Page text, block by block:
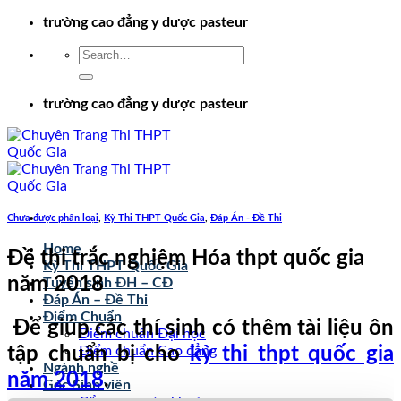
Chuyểntrường cao đẳng y dược pasteur
trường cao đẳng y dược pasteur
Home
Kỳ Thi THPT Quốc Gia
Tuyển sinh ĐH – CĐ
Đáp Án – Đề Thi
Điểm Chuẩn
Điểm chuẩn Đại học
Điểm chuẩn Cao đẳng
Ngành nghề
Góc Sinh viên
Chưa được phân loại Kỳ Thi THPT Quốc Gia Đáp Án - Đề Thi
Đề thi trắc nghiệm Hóa thpt quốc gia
năm 2018
Để giúp các thí sinh có thêm tài liệu ôn
tập chuẩn bị chokỳ thi thpt quốc gia
năm 2018.